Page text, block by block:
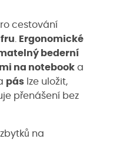
cestování
Ergonomické
bederní
na notebook a
pás lze uložit,
přenášení bez
na